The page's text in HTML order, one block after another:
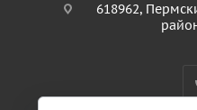
618962,